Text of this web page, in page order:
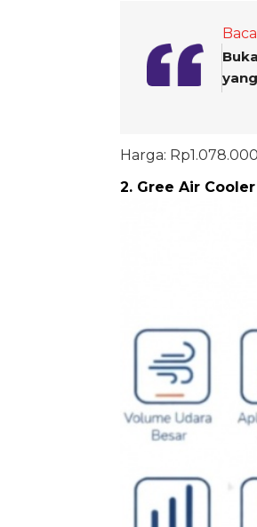
Harga: Rp1.078.000
2. Gree Air